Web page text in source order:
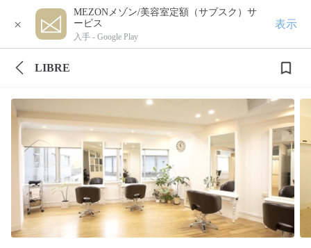
×
MEZONメゾン/美容室定額（サブスク）サ
ービス
入手 - Google Play
表示
LIBRE